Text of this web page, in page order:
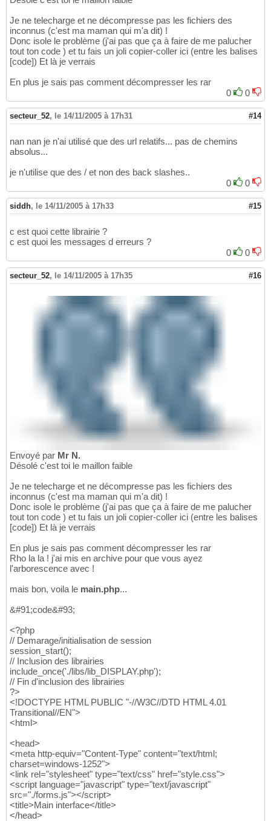
Je ne telecharge et ne décompresse pas les fichiers des
inconnus (c'est ma maman qui m'a dit) !
Donc isole le problème (j'ai pas que ça à faire de me palucher
tout ton code ) et tu fais un joli copier-coller ici (entre les balises
[code]) Et là je verrais
En plus je sais pas comment décompresser les rar
0
0
secteur_52, le 14/11/2005 à 17h31 #14
nan nan je n'ai utilisé que des url relatifs... pas de chemins
absolus...
je n'utilise que des / et non des back slashes..
0
0
siddh, le 14/11/2005 à 17h33 #15
c est quoi cette librairie ?
c est quoi les messages d erreurs ?
0
0
secteur_52, le 14/11/2005 à 17h35 #16
Envoyé par Mr N.
Désolé c'est toi le maillon faible
Je ne telecharge et ne décompresse pas les fichiers des
inconnus (c'est ma maman qui m'a dit) !
Donc isole le problème (j'ai pas que ça à faire de me palucher
tout ton code ) et tu fais un joli copier-coller ici (entre les balises
[code]) Et là je verrais
En plus je sais pas comment décompresser les rar
Rho la la ! j'ai mis en archive pour que vous ayez
l'arborescence avec !
mais bon, voila le main.php...
&#91;code&#93;
<?php
// Demarage/initialisation de session
session_start();
// Inclusion des librairies
include_once('./libs/lib_DISPLAY.php');
// Fin d'inclusion des librairies
?>
<!DOCTYPE HTML PUBLIC "-//W3C//DTD HTML 4.01
Transitional//EN">
<html>
<head>
<meta http-equiv="Content-Type" content="text/html;
charset=windows-1252">
<link rel="stylesheet" type="text/css" href="style.css">
<script language="javascript" type="text/javascript"
src="./forms.js"></script>
<title>Main interface</title>
</head>